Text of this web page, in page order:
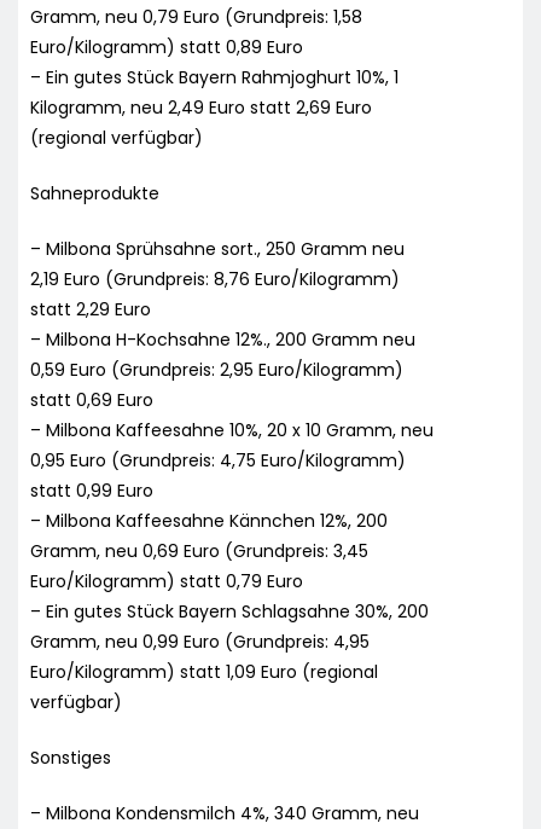
Gramm, neu 0,79 Euro (Grundpreis: 1,58
Euro/Kilogramm) statt 0,89 Euro
– Ein gutes Stück Bayern Rahmjoghurt 10%, 1
Kilogramm, neu 2,49 Euro statt 2,69 Euro
(regional verfügbar)
Sahneprodukte
– Milbona Sprühsahne sort., 250 Gramm neu
2,19 Euro (Grundpreis: 8,76 Euro/Kilogramm)
statt 2,29 Euro
– Milbona H-Kochsahne 12%., 200 Gramm neu
0,59 Euro (Grundpreis: 2,95 Euro/Kilogramm)
statt 0,69 Euro
– Milbona Kaffeesahne 10%, 20 x 10 Gramm, neu
0,95 Euro (Grundpreis: 4,75 Euro/Kilogramm)
statt 0,99 Euro
– Milbona Kaffeesahne Kännchen 12%, 200
Gramm, neu 0,69 Euro (Grundpreis: 3,45
Euro/Kilogramm) statt 0,79 Euro
– Ein gutes Stück Bayern Schlagsahne 30%, 200
Gramm, neu 0,99 Euro (Grundpreis: 4,95
Euro/Kilogramm) statt 1,09 Euro (regional
verfügbar)
Sonstiges
– Milbona Kondensmilch 4%, 340 Gramm, neu